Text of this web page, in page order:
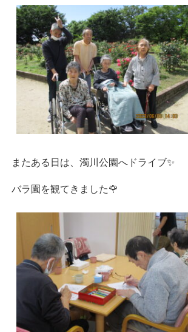
またある日は、濁川公園へドライブ✨
バラ園を観てきました🌹